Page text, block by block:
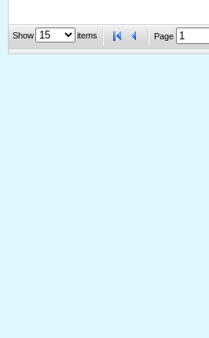
Show items Page